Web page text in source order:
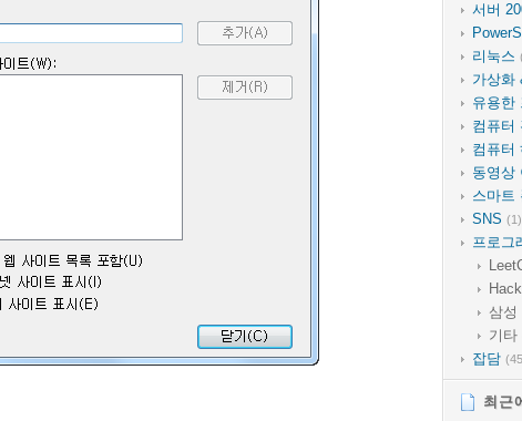
서버
리눅스
가상화
유용한
컴퓨터
컴퓨터
동영상
스마트
SNS (1)
프로그
삼성
기타
잡담
최근
최근